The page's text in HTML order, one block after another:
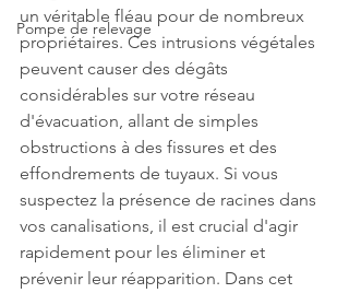
Pompe de relevage
un véritable fléau pour de nombreux
propriétaires. Ces intrusions végétales
peuvent causer des dégâts
considérables sur votre réseau
d'évacuation, allant de simples
obstructions à des fissures et des
effondrements de tuyaux. Si vous
suspectez la présence de racines dans
vos canalisations, il est crucial d'agir
rapidement pour les éliminer et
prévenir leur réapparition. Dans cet